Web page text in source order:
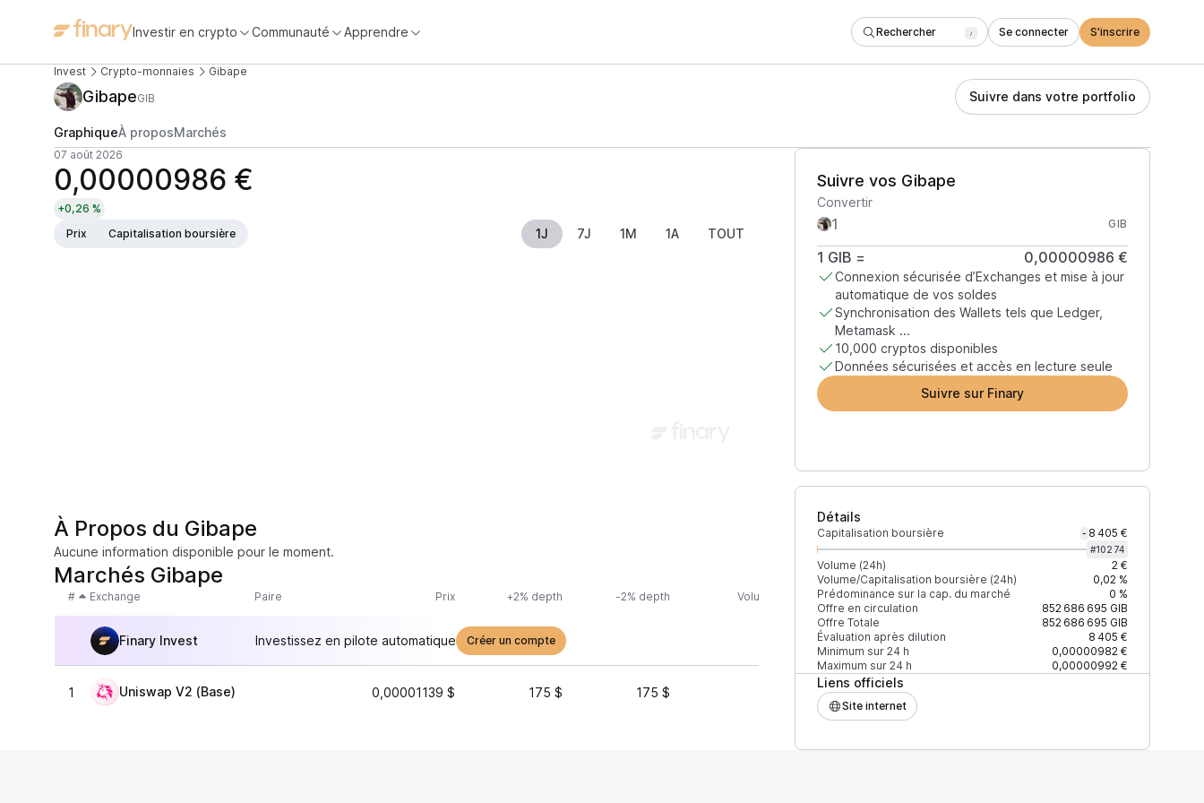
Investir en crypto Communauté Apprendre Rechercher / Se connecter S'inscrire
Invest Crypto-monnaies Gibape
GibapeGIB Suivre dans votre portfolio
GraphiqueÀ proposMarchés
07 août 2026
0,00000986 €
+0,26 %
Prix
Capitalisation boursière 1J 7J 1M 1A TOUT
Suivre vos Gibape
Convertir
GIB
1 GIB = 0,00000986 €
Connexion sécurisée d’Exchanges et mise à jour
automatique de vos soldes
Synchronisation des Wallets tels que Ledger,
Metamask ...
10,000 cryptos disponibles
Données sécurisées et accès en lecture seule
Suivre sur Finary
Détails
Capitalisation boursière - 8 405 €
#10274
Volume (24h)
2 €
Volume/Capitalisation boursière (24h)
0,02 %
Prédominance sur la cap. du marché
0 %
Offre en circulation
852 686 695 GIB
Offre Totale
852 686 695 GIB
Évaluation après dilution
8 405 €
Minimum sur 24 h
0,00000982 €
Maximum sur 24 h
0,00000992 €
Liens officiels
Site internet
À Propos du Gibape
Aucune information disponible pour le moment.
Marchés Gibape
# Exchange Paire Prix +2% depth -2% depth Volume (24h) % du volume Confiance Mis à jour
Finary Invest Investissez en pilote automatique Créer un compte
1 Uniswap V2 (Base) 0,00001139 $ 175 $ 175 $ 100 %